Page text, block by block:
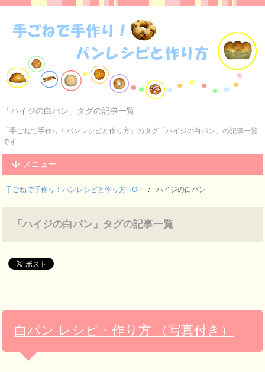
「ハイジの白パン」タグの記事一覧
「手ごねで手作り！パンレシピと作り方」のタグ「ハイジの白パン」の記事一覧
です
メニュー
手ごねで手作り！パンレシピと作り方 TOP ハイジの白パン
「ハイジの白パン」タグの記事一覧
白パン レシピ・作り方 （写真付き）